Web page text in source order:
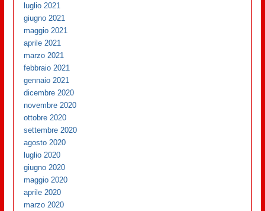
luglio 2021
giugno 2021
maggio 2021
aprile 2021
marzo 2021
febbraio 2021
gennaio 2021
dicembre 2020
novembre 2020
ottobre 2020
settembre 2020
agosto 2020
luglio 2020
giugno 2020
maggio 2020
aprile 2020
marzo 2020